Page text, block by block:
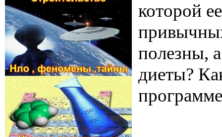
которой
полезны,
диеты?